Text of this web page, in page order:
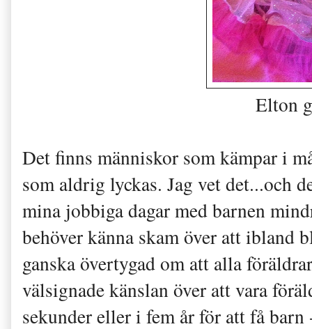
Elton
Det finns människor som kämpar i
som aldrig lyckas. Jag vet det...och
mina jobbiga dagar med barnen
behöver känna skam över att ibland
ganska övertygad om att alla
välsignade känslan över att vara
sekunder eller i fem år för att få